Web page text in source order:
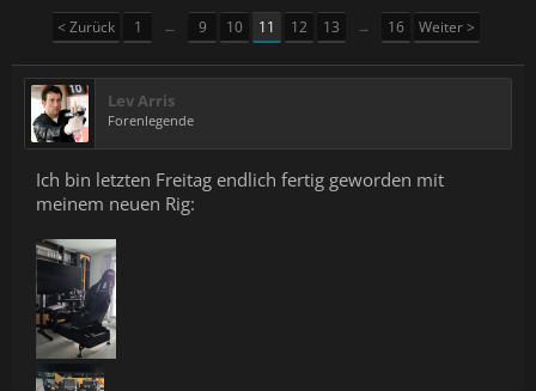
< Zurück 1 ← 9 10 11 12 13 → 16 Weiter >
Lev Arris
Forenlegende
Ich bin letzten Freitag endlich fertig geworden mit
meinem neuen Rig: